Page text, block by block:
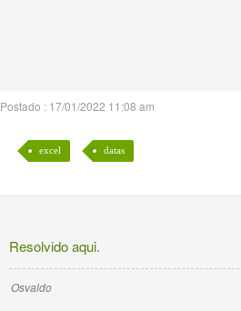
Postado : 17/01/2022 11:08 am
excel datas
Resolvido aqui.
Osvaldo